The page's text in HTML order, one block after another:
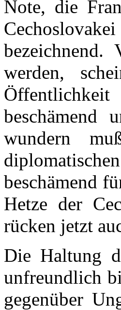
Note, die
werden,
beschämend
wundern
beschämend
Hetze der
rücken jetzt
Die Haltung
unfreundlich
gegenüber